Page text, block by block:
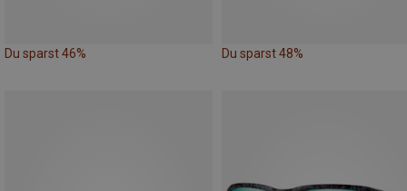
Du sparst 46% Du sparst 48%